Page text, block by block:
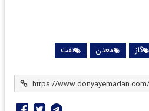
گاز معدن نفت